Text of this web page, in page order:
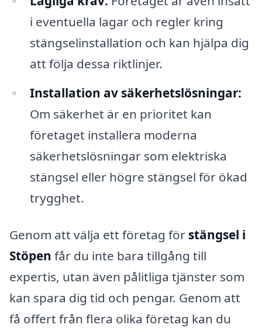
i eventuella lagar och regler kring
stängselinstallation och kan hjälpa dig
att följa dessa riktlinjer.
Installation av säkerhetslösningar:
Om säkerhet är en prioritet kan
företaget installera moderna
säkerhetslösningar som elektriska
stängsel eller högre stängsel för ökad
trygghet.
Genom att välja ett företag för stängsel i
Stöpen får du inte bara tillgång till
expertis, utan även pålitliga tjänster som
kan spara dig tid och pengar. Genom att
få offert från flera olika företag kan du